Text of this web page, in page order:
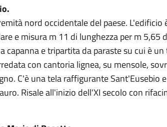
nord occidentale del paese. L'edificio
e misura m 11 di lunghezza per m 5,65
capanna e tripartita da paraste su cui è
con cantoria lignea, su mensole,
C'è una tela raffigurante Sant'Eusebio
Risale all'inizio dell'XI secolo con